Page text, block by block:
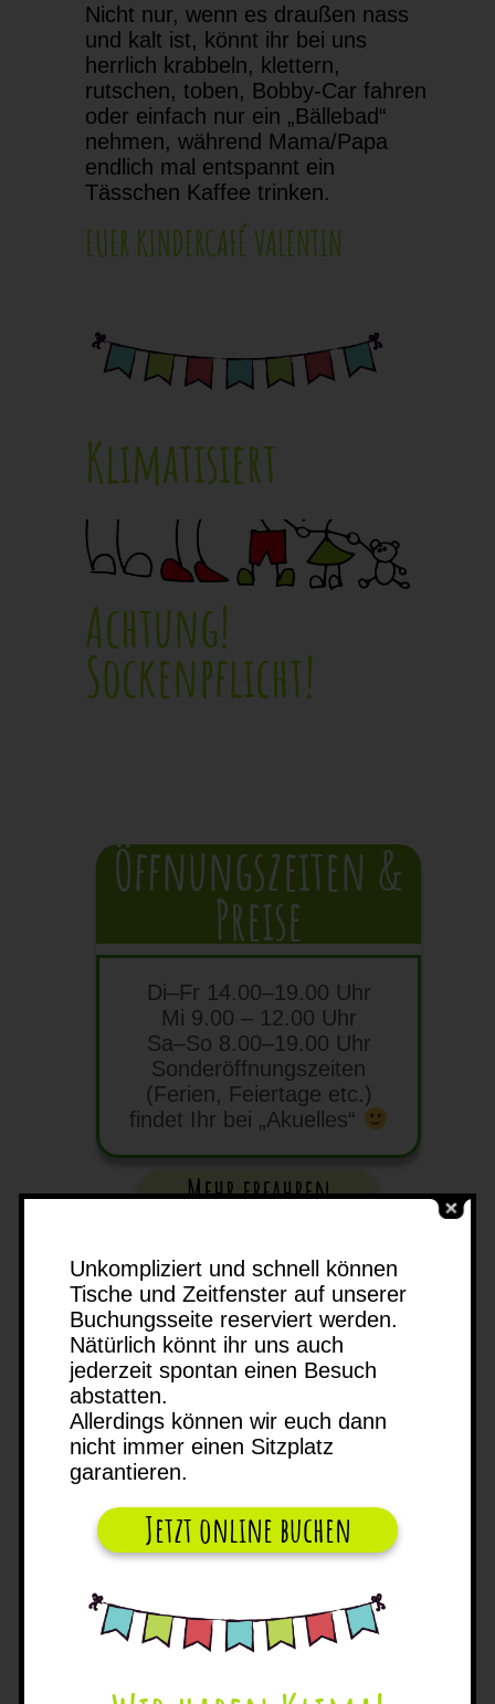
Nicht nur, wenn es draußen nass
und kalt ist, könnt ihr bei uns
herrlich krabbeln, klettern,
rutschen, toben, Bobby-Car fahren
oder einfach nur ein „Bällebad“
nehmen, während Mama/Papa
endlich mal entspannt ein
Tässchen Kaffee trinken.
EUER KINDERCAFÉ VALENTIN
Klimatisiert
Achtung!
Sockenpflicht!
Öffnungszeiten &
Preise
Di–Fr 14.00–19.00 Uhr
Mi 9.00 – 12.00 Uhr
Sa–So 8.00–19.00 Uhr
Sonderöffnungszeiten
(Ferien, Feiertage etc.)
findet Ihr bei „Akuelles“
Mehr erfahren
Aktuelles
In den Sommerferien
Mo 12-19 Uhr
Sa-So 8-19 Uhr
bitte Zeitfenster beachten
mehr erfahren
Unkompliziert und schnell können
Tische und Zeitfenster auf unserer
Buchungsseite reserviert werden.
Nätürlich könnt ihr uns auch
jederzeit spontan einen Besuch
abstatten.
Allerdings können wir euch dann
nicht immer einen Sitzplatz
garantieren.
Jetzt online buchen